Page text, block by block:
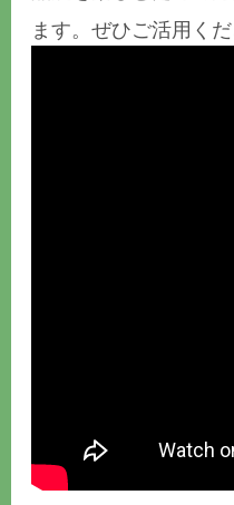
ます。ぜひご活用く